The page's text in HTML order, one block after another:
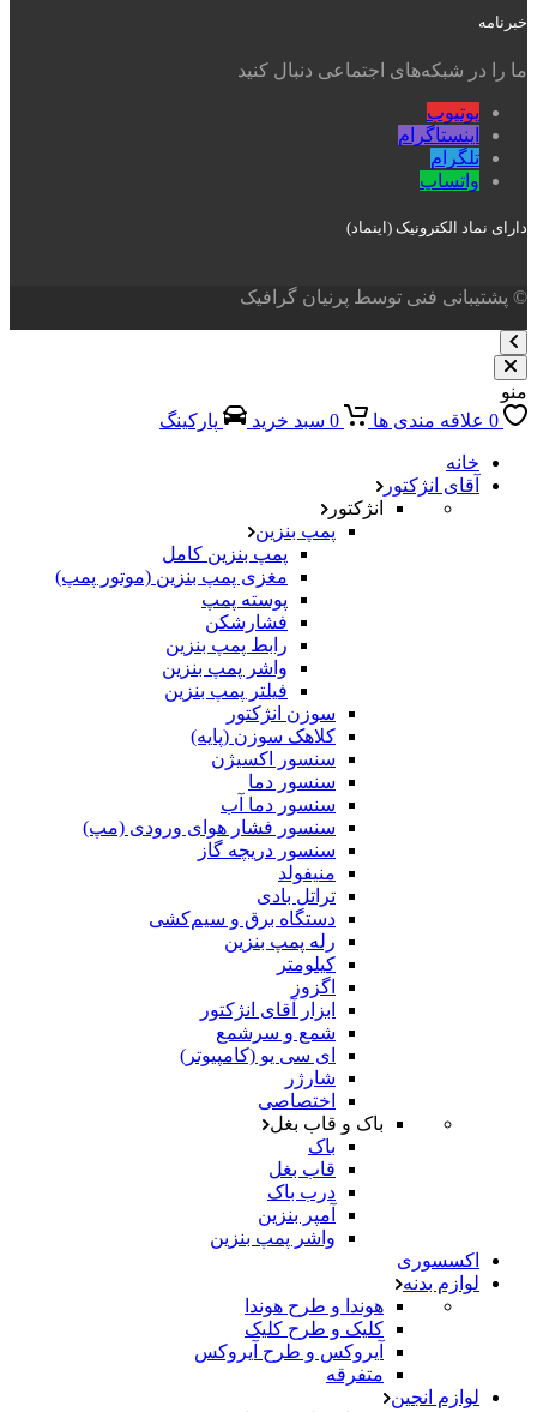
خبرنامه
ما را در شبکه‌های اجتماعی دنبال کنید
یوتیوب
اینستاگرام
تلگرام
واتساپ
دارای نماد الکترونیک (اینماد)
© پشتیبانی فنی توسط پرنیان گرافیک
منو
0 علاقه مندی ها 0 سبد خرید پارکینگ
خانه
آقای انژکتور
انژکتور
پمپ بنزین
پمپ بنزین کامل
مغزی پمپ بنزین (موتور پمپ)
پوسته پمپ
فشارشکن
رابط پمپ بنزین
واشر پمپ بنزین
فیلتر پمپ بنزین
سوزن انژکتور
کلاهک سوزن (پایه)
سنسور اکسیژن
سنسور دما
سنسور دما آب
سنسور فشار هوای ورودی (مپ)
سنسور دریچه گاز
منیفولد
تراتل بادی
دستگاه برق و سیم‌کشی
رله پمپ بنزین
کیلومتر
اگزوز
ابزار آقای انژکتور
شمع و سرشمع
ای سی یو (کامپیوتر)
شارژر
اختصاصی
باک و قاب بغل
باک
قاب بغل
درب باک
آمپر بنزین
واشر پمپ بنزین
اکسسوری
لوازم بدنه
هوندا و طرح هوندا
کلیک و طرح کلیک
آیروکس و طرح آیروکس
متفرقه
لوازم انجین